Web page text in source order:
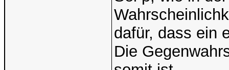
dafür, dass ein
Die